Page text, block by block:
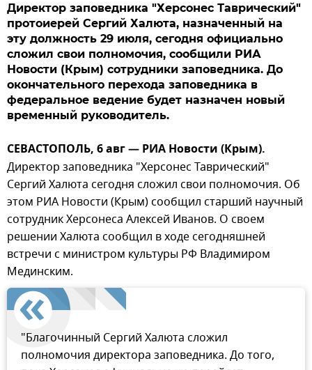
Директор заповедника "Херсонес Таврический"
протоиерей Сергий Халюта, назначенный на
эту должность 29 июля, сегодня официально
сложил свои полномочия, сообщили РИА
Новости (Крым) сотрудники заповедника. До
окончательного перехода заповедника в
федеральное ведение будет назначен новый
временный руководитель.
СЕВАСТОПОЛЬ, 6 авг — РИА Новости (Крым).
Директор заповедника "Херсонес Таврический"
Сергий Халюта сегодня сложил свои полномочия. Об
этом РИА Новости (Крым) сообщил старший научный
сотрудник Херсонеса Алексей Иванов. О своем
решении Халюта сообщил в ходе сегодняшней
встречи с министром культуры РФ Владимиром
Мединским.
"Благочинный Сергий Халюта сложил
полномочия директора заповедника. До того,